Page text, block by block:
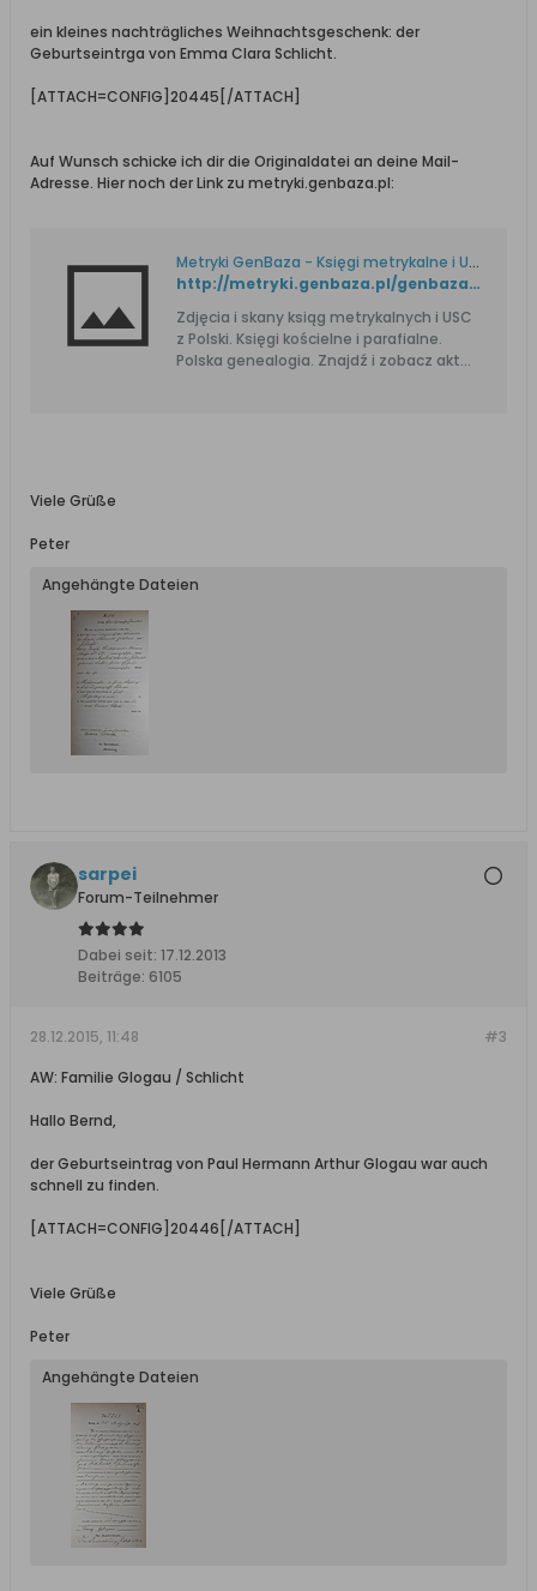
ein kleines nachträgliches Weihnachtsgeschenk: der
Geburtseintrga von Emma Clara Schlicht.
[ATTACH=CONFIG]20445[/ATTACH]
Auf Wunsch schicke ich dir die Originaldatei an deine Mail-
Adresse. Hier noch der Link zu metryki.genbaza.pl:
Metryki GenBaza - Księgi metrykalne i USC. Genealogia.
http://metryki.genbaza.pl/genbaza,detail,211260,47
Zdjęcia i skany ksiąg metrykalnych i USC
z Polski. Księgi kościelne i parafialne.
Polska genealogia. Znajdź i zobacz akt
Viele Grüße
Peter
Angehängte Dateien
sarpei
Forum-Teilnehmer
Dabei seit: 17.12.2013
Beiträge: 6105
#3
28.12.2015, 11:48
AW: Familie Glogau / Schlicht
Hallo Bernd,
der Geburtseintrag von Paul Hermann Arthur Glogau war auch
schnell zu finden.
[ATTACH=CONFIG]20446[/ATTACH]
Viele Grüße
Peter
Angehängte Dateien